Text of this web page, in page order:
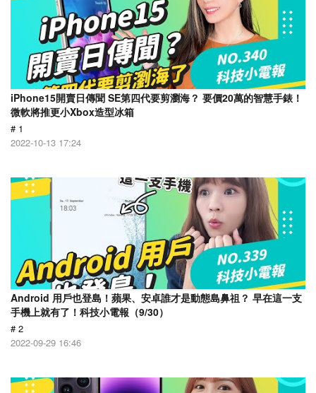
iPhone15開賣日傳聞 SE第四代要剪瀏海？ 要價20萬的智慧手錶！
微軟將推更小Xbox造型冰箱
# 1
2022-10-13 17:24
Android 用戶也登島！蘋果、安卓誰才是動態島鼻祖？ 早在這一支
手機上就有了！科技小電報（9/30）
# 2
2022-09-29 16:46